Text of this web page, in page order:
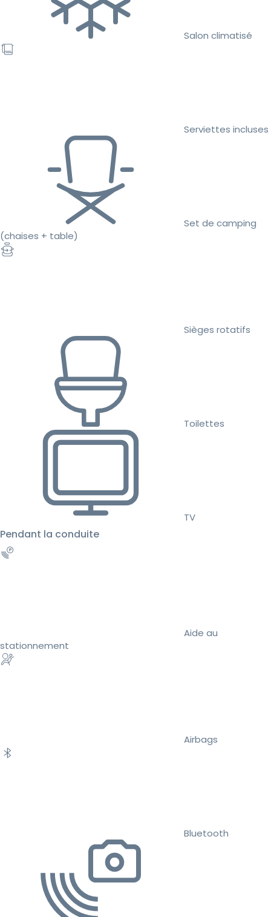
Salon climatisé
Serviettes incluses
Set de camping
(chaises + table)
Sièges rotatifs
Toilettes
TV
Pendant la conduite
Aide au
stationnement
Airbags
Bluetooth